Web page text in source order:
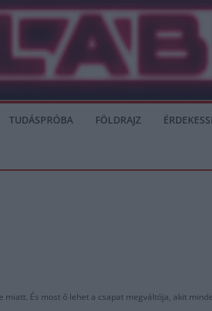
TUDÁSPRÓBA FÖLDRAJZ
És most ő lehet a csapat megváltója, akit